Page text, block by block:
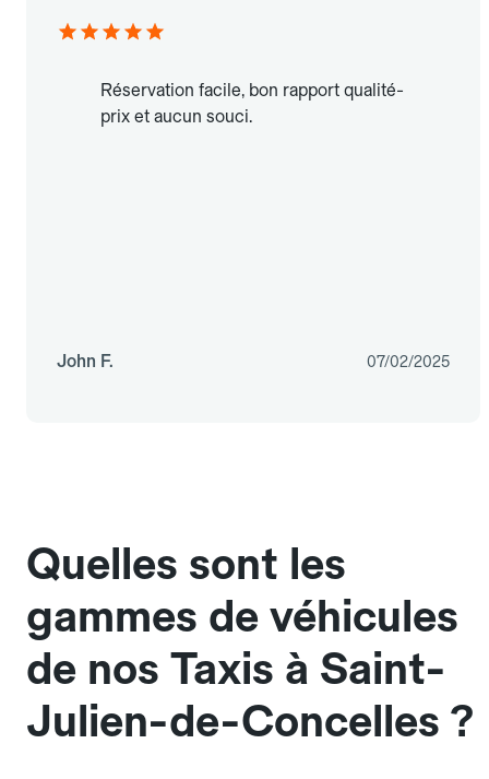
Réservation facile, bon rapport qualité-
prix et aucun souci.
John F. 07/02/2025
Quelles sont les
gammes de véhicules
de nos Taxis à Saint-
Julien-de-Concelles ?